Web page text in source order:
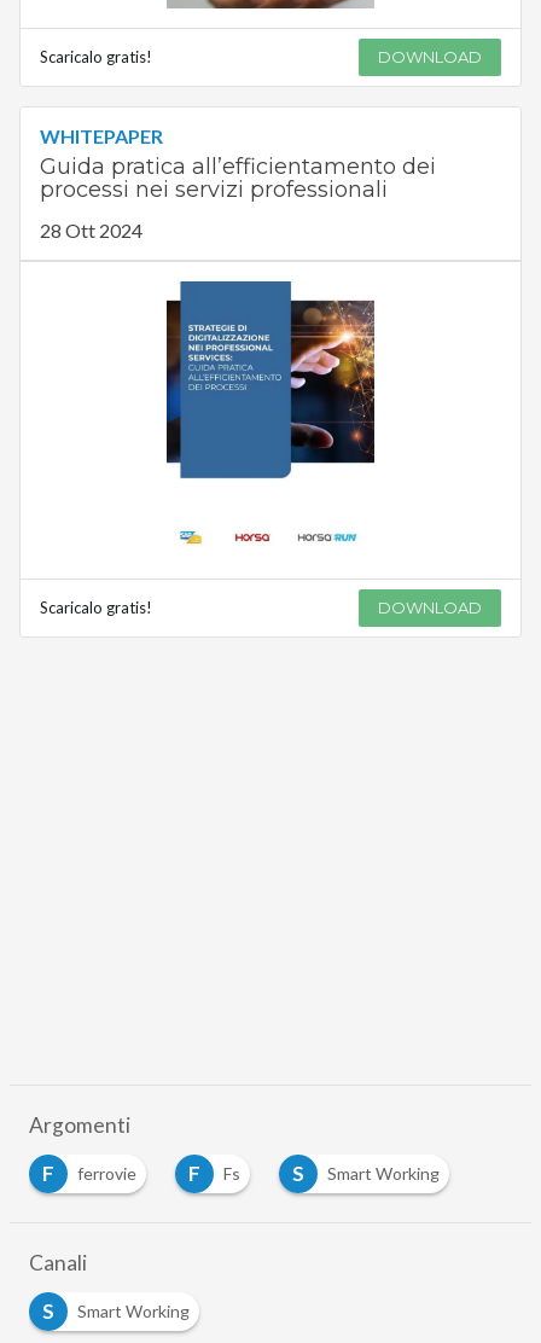
Scaricalo gratis! DOWNLOAD
WHITEPAPER
Guida pratica all’efficientamento dei
processi nei servizi professionali
28 Ott 2024
Scaricalo gratis! DOWNLOAD
Argomenti
F
ferrovie F Fs S
Smart Working
Canali
S
Smart Working